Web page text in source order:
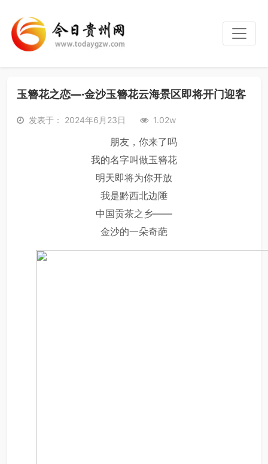
玉簪花之恋—·金沙玉簪花云海景区即将开门迎客
发表于： 2024年6月23日 1.02w
朋友，你来了吗
我的名字叫做玉簪花
明天即将为你开放
我是黔西北边陲
中国贡茶之乡——
金沙的一朵奇葩